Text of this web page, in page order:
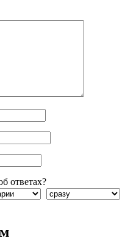
ответах?